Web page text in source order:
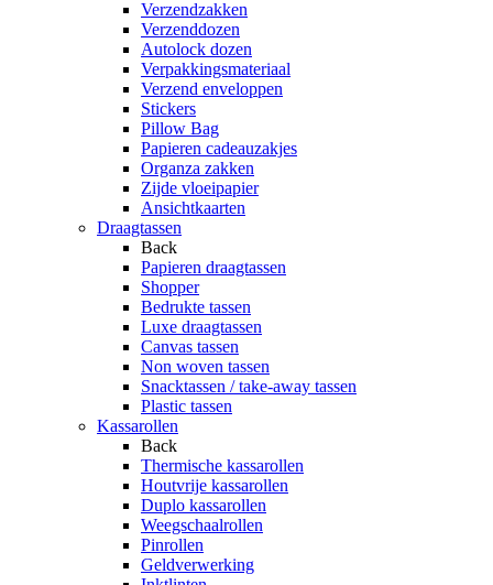
Verzendzakken
Verzenddozen
Autolock dozen
Verpakkingsmateriaal
Verzend enveloppen
Stickers
Pillow Bag
Papieren cadeauzakjes
Organza zakken
Zijde vloeipapier
Ansichtkaarten
Draagtassen
Back
Papieren draagtassen
Shopper
Bedrukte tassen
Luxe draagtassen
Canvas tassen
Non woven tassen
Snacktassen / take-away tassen
Plastic tassen
Kassarollen
Back
Thermische kassarollen
Houtvrije kassarollen
Duplo kassarollen
Weegschaalrollen
Pinrollen
Geldverwerking